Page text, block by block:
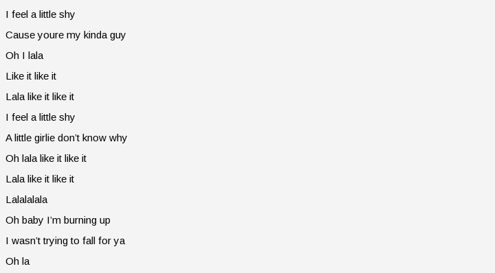
I feel a little shy
Cause youre my kinda guy
Oh I lala
Like it like it
Lala like it like it
I feel a little shy
A little girlie don’t know why
Oh lala like it like it
Lala like it like it
Lalalalala
Oh baby I’m burning up
I wasn’t trying to fall for ya
Oh la